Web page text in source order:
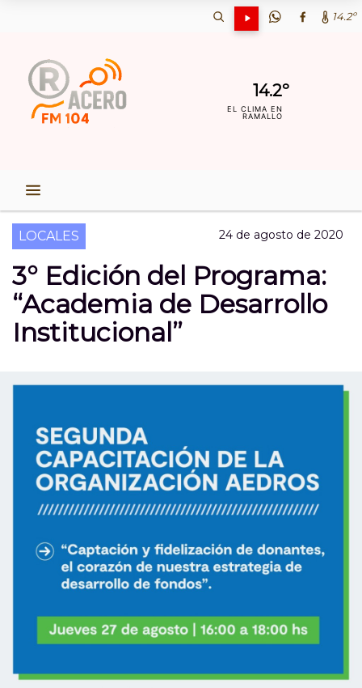
14.2º
14.2º
EL CLIMA EN
RAMALLO
LOCALES 24 de agosto de 2020
3° Edición del Programa:
“Academia de Desarrollo
Institucional”